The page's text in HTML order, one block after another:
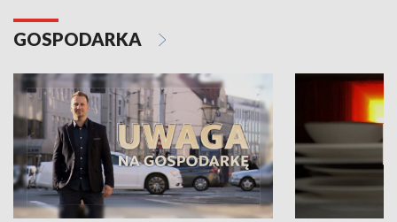
GOSPODARKA